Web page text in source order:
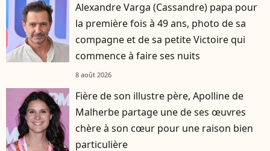
Alexandre Varga (Cassandre) papa pour
la première fois à 49 ans, photo de sa
compagne et de sa petite Victoire qui
commence à faire ses nuits
8 août 2026
Fière de son illustre père, Apolline de
Malherbe partage une de ses œuvres
chère à son cœur pour une raison bien
particulière